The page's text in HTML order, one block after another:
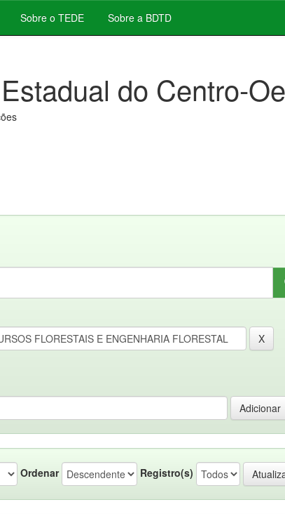
Sobre o TEDE Sobre a BDTD
do Centro-
Ordenar Registro(s)